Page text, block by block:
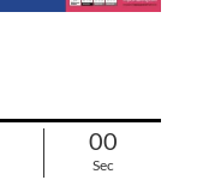
00
Sec